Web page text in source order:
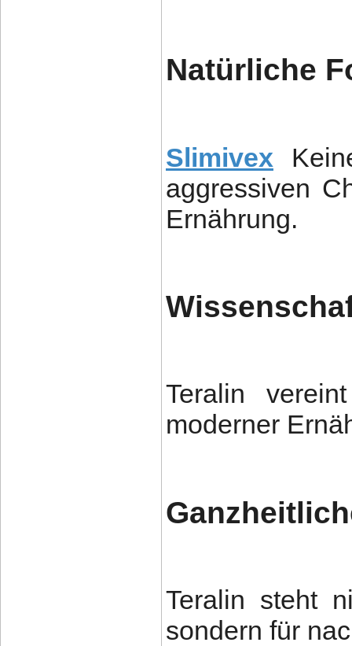
Natürliche
Slimivex
aggressiven
Ernährung.
Teralin
moderner
Teralin steht
sondern für